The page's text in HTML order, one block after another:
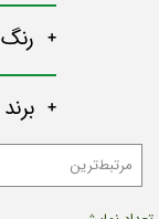
رنگ
برند
مرتبط‌ترین